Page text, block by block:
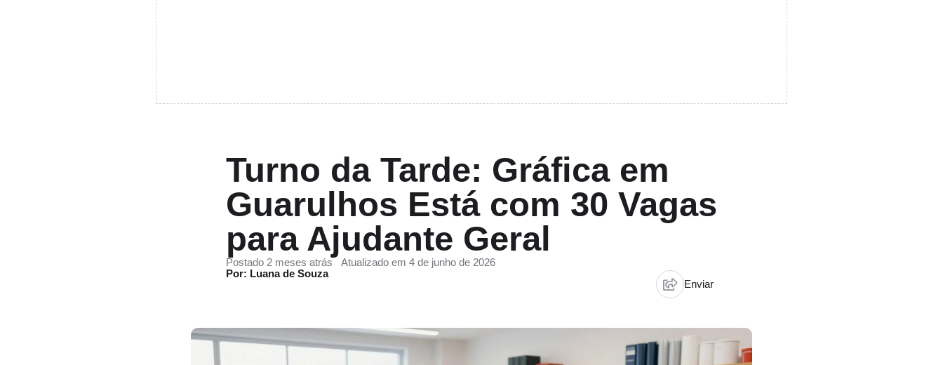
Turno da Tarde: Gráfica em
Guarulhos Está com 30 Vagas
para Ajudante Geral
Postado 2 meses atrás
Atualizado em 4 de junho de 2026
Por: Luana de Souza
Enviar